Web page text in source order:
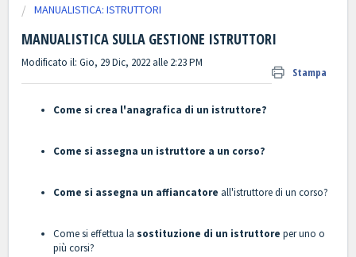
MANUALISTICA: ISTRUTTORI
MANUALISTICA SULLA GESTIONE ISTRUTTORI
Stampa
Modificato il: Gio, 29 Dic, 2022 alle 2:23 PM
Come si crea l'anagrafica di un istruttore?
Come si assegna un istruttore a un corso?
Come si assegna un affiancatore all'istruttore di un corso?
Come si effettua la sostituzione di un istruttore per uno o
più corsi?